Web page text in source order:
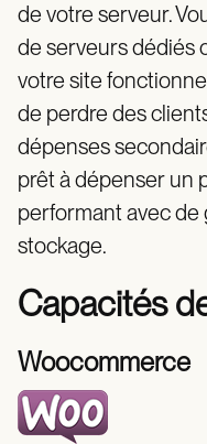
de votre serveur.
de serveurs dédiés
votre site
de perdre des
dépenses
prêt à dépenser un
performant avec
stockage.
Capacités
Woocommerce